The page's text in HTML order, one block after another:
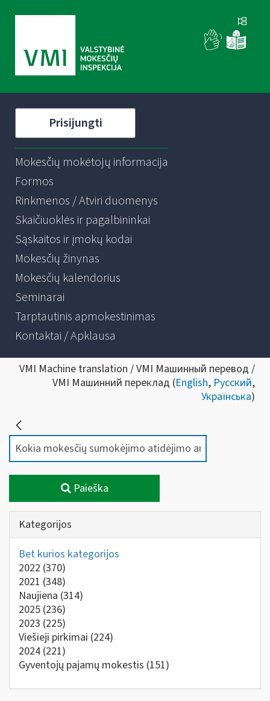
Prisijungti
Mokesčių mokėtojų informacija
Formos
Rinkmenos / Atviri duomenys
Skaičiuoklės ir pagalbininkai
Sąskaitos ir įmokų kodai
Mokesčių žinynas
Mokesčių kalendorius
Seminarai
Tarptautinis apmokestinimas
Kontaktai / Apklausa
VMI Machine translation / VMI Машинный перевод /
VMI Машинний переклад (English, Русский,
Українська)
Paieška
Kategorijos
Bet kurios kategorijos
2022 (370)
2021 (348)
Naujiena (314)
2025 (236)
2023 (225)
Viešieji pirkimai (224)
2024 (221)
Gyventojų pajamų mokestis (151)